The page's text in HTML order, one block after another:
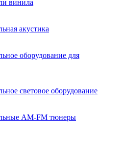
винила
акустика
оборудование для
световое оборудование
AM-FM тюнеры